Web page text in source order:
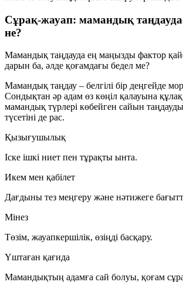
Сұрақ-жауап: мамандық
не?
Мамандық таңдауда ең маңызды фактор
дарын ба, әлде қоғамдағы бедел ме?
Мамандық таңдау – белгілі бір деңгейде
Сондықтан әр адам өз көңіл қалауына
мамандық түрлері көбейген сайын
түсетіні де рас.
Қызығушылық
Іске ішкі ниет пен тұрақты ынта.
Икем мен қабілет
Дағдыны тез меңгеру және нәтижеге
Мінез
Төзім, жауапкершілік, өзіңді басқару.
Үштаған қағида
Мамандықтың адамға сай болуы, қоғам